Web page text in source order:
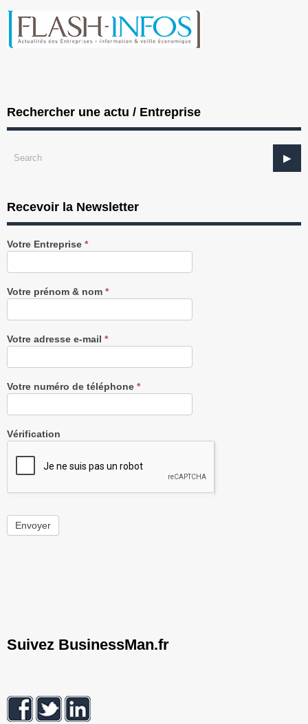
Rechercher une actu / Entreprise
Recevoir la Newsletter
Recevez
notre
gratuitement
Votre Entreprise *
Votre prénom & nom *
Votre adresse e-mail *
Votre numéro de téléphone *
Vérification
Envoyer
Suivez BusinessMan.fr